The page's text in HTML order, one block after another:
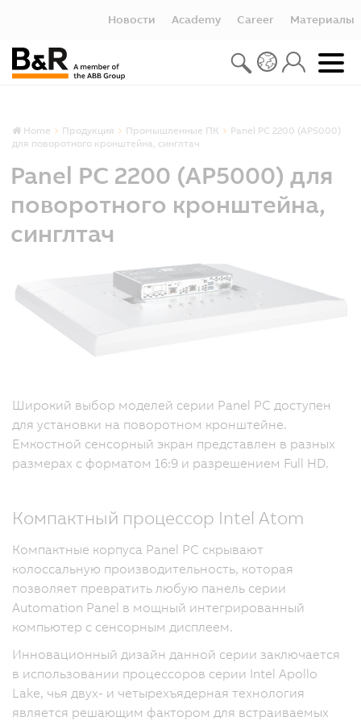
Новости Academy Career Материалы
Home Продукция Промышленные ПК
Panel PC 2200 (AP5000)
для поворотного кронштейна, синглтач
Panel PC 2200 (AP5000) для
поворотного кронштейна,
синглтач
Широкий выбор моделей серии Panel PC доступен
для установки на поворотном кронштейне.
Емкостной сенсорный экран представлен в разных
размерах с форматом 16:9 и разрешением Full HD.
Компактный процессор Intel Atom
Компактные корпуса Panel PC скрывают
колоссальную производительность, которая
позволяет превратить любую панель серии
Automation Panel в мощный интегрированный
компьютер с сенсорным дисплеем.
Инновационный дизайн данной серии заключается
в использовании процессоров серии Intel Apollo
Lake, чья двух- и четырехъядерная технология
является решающим фактором для встраиваемых